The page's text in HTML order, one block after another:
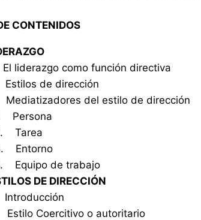
CONTENIDOS
liderazgo como función directiva
de dirección
del estilo de dirección
Persona
Tarea
Entorno
Equipo de trabajo
DE DIRECCIÓN
Coercitivo o autoritario